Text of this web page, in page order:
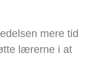
mere tid
lærerne i at